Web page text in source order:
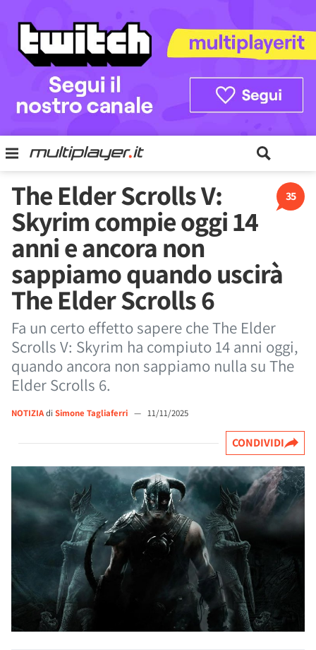
35
The Elder Scrolls V:
Skyrim compie oggi 14
anni e ancora non
sappiamo quando uscirà
The Elder Scrolls 6
Fa un certo effetto sapere che The Elder
Scrolls V: Skyrim ha compiuto 14 anni oggi,
quando ancora non sappiamo nulla su The
Elder Scrolls 6.
NOTIZIAdi Simone Tagliaferri — 11/11/2025
CONDIVIDI